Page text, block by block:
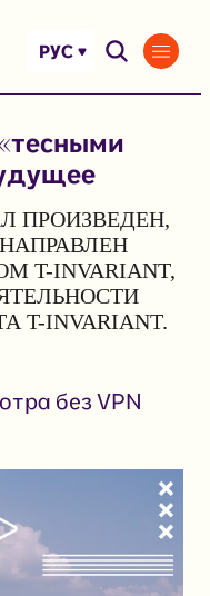
РУС
ПРОИЗВЕДЕН,
T-INVARIANT,
T-INVARIANT.
без VPN